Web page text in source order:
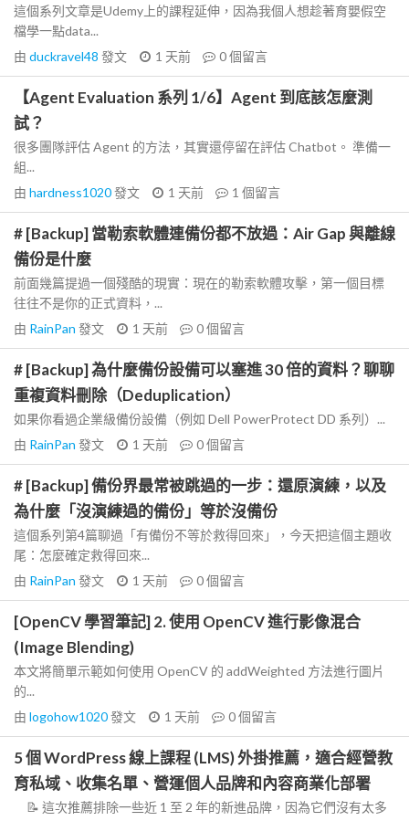
這個系列文章是Udemy上的課程延伸，因為我個人想趁著育嬰假空
檔學一點data...
由 duckravel48 發文 1 天前 0個留言
【Agent Evaluation 系列 1/6】Agent 到底該怎麼測
試？
很多團隊評估 Agent 的方法，其實還停留在評估 Chatbot。 準備一
組...
由 hardness1020發文 1 天前 1 個留言
# [Backup] 當勒索軟體連備份都不放過：Air Gap 與離線
備份是什麼
前面幾篇提過一個殘酷的現實：現在的勒索軟體攻擊，第一個目標
往往不是你的正式資料，...
由 RainPan 發文 1 天前 0個留言
# [Backup] 為什麼備份設備可以塞進 30 倍的資料？聊聊
重複資料刪除（Deduplication）
如果你看過企業級備份設備（例如 Dell PowerProtect DD 系列）...
由 RainPan 發文 1 天前 0個留言
# [Backup] 備份界最常被跳過的一步：還原演練，以及
為什麼「沒演練過的備份」等於沒備份
這個系列第4篇聊過「有備份不等於救得回來」，今天把這個主題收
尾：怎麼確定救得回來...
由 RainPan 發文 1 天前 0個留言
[OpenCV 學習筆記] 2. 使用 OpenCV 進行影像混合
(Image Blending)
本文將簡單示範如何使用 OpenCV 的 addWeighted 方法進行圖片
的...
由 logohow1020發文 1 天前 0個留言
5 個 WordPress 線上課程 (LMS) 外掛推薦，適合經營教
育私域、收集名單、營運個人品牌和內容商業化部署
📝 這次推薦排除一些近 1 至 2 年的新進品牌，因為它們沒有太多